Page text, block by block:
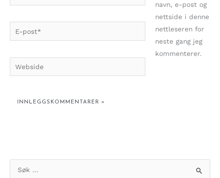
post*
Webside
navn, e-post og
nettside i denne
nettleseren for
neste gang jeg
kommenterer.